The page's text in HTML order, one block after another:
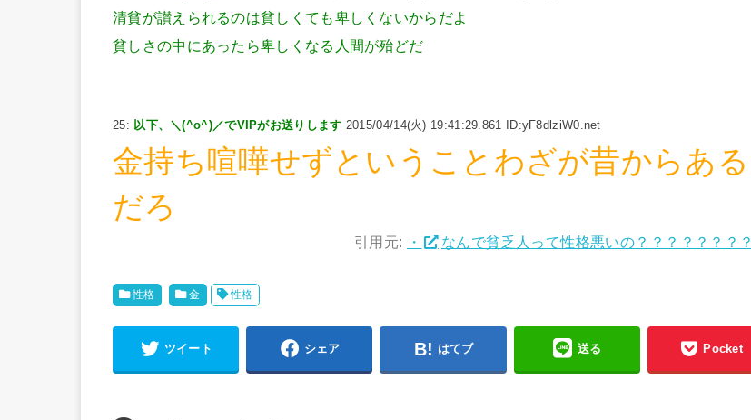
清貧が讃えられるのは貧しくても卑しくないからだよ
貧しさの中にあったら卑しくなる人間が殆どだ
25: 以下、＼(^o^)／でVIPがお送りします 2015/04/14(火) 19:41:29.861 ID:yF8dlziW0.net
金持ち喧嘩せずということわざが昔からある
だろ
引用元: ・ なんで貧乏人って性格悪いの？？？？？？？？
性格 金 性格
ツイート シェア はてブ 送る Pocket